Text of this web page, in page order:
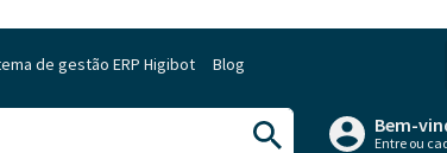
de gestão ERP Higibot
Blog
Bem-
Entre ou